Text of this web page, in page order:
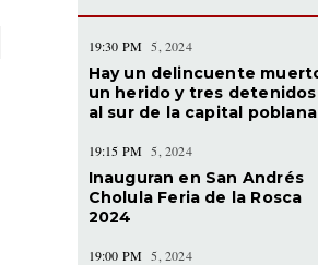
19:30 PM 5, 2024
Hay un delincuente
un herido y tres detenidos
al sur de la capital poblana
19:15 PM 5, 2024
Inauguran en San Andrés
Cholula Feria de la Rosca
2024
19:00 PM 5, 2024